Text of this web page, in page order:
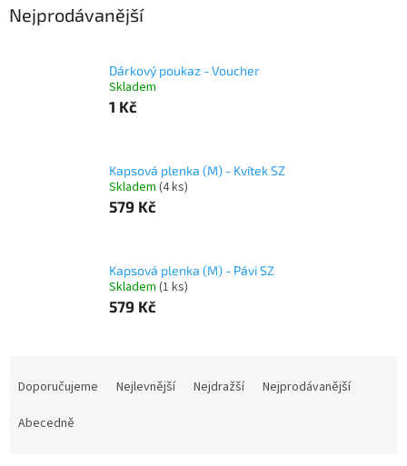
Nejprodávanější
Dárkový poukaz - Voucher
Skladem
1 Kč
Kapsová plenka (M) - Kvítek SZ
Skladem (4 ks)
579 Kč
Kapsová plenka (M) - Pávi SZ
Skladem (1 ks)
579 Kč
Doporučujeme Nejlevnější Nejdražší
Nejprodávanější
Abecedně